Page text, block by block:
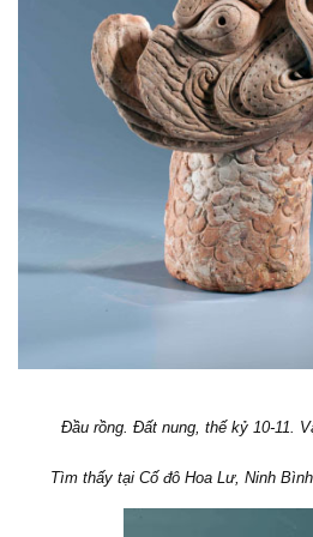
Đầu rồng. Đất nung, thế kỷ 10-11.
Tìm thấy tại Cố đô Hoa Lư, Ninh